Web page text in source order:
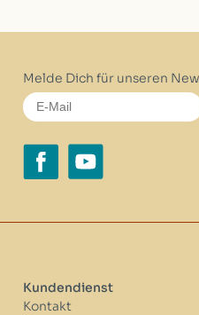
Melde Dich für unseren
Kundendienst
Kontakt